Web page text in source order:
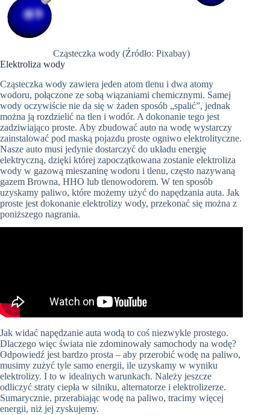
Cząsteczka wody (Źródło: Pixabay)
Elektroliza wody
Cząsteczka wody zawiera jeden atom tlenu i dwa atomy
wodoru, połączone ze sobą wiązaniami chemicznymi. Samej
wody oczywiście nie da się w żaden sposób „spalić”, jednak
można ją rozdzielić na tlen i wodór. A dokonanie tego jest
zadziwiająco proste. Aby zbudować auto na wodę wystarczy
zainstalować pod maską pojazdu proste ogniwo elektrolityczne.
Nasze auto musi jedynie dostarczyć do układu energię
elektryczną, dzięki której zapoczątkowana zostanie elektroliza
wody w gazową mieszaninę wodoru i tlenu, często nazywaną
gazem Browna, HHO lub tlenowodorem. W ten sposób
uzyskamy paliwo, które możemy użyć do napędzania auta. Jak
proste jest dokonanie elektrolizy wody, przekonać się można z
poniższego nagrania.
Jak widać napędzanie auta wodą to coś niezwykle prostego.
Dlaczego więc świata nie zdominowały samochody na wodę?
Odpowiedź jest bardzo prosta – aby przerobić wodę na paliwo,
musimy zużyć tyle samo energii, ile uzyskamy w wyniku
elektrolizy. I to w idealnych warunkach. Należy jeszcze
odliczyć straty ciepła w silniku, alternatorze i elektrolizerze.
Sumarycznie, przerabiając wodę na paliwo, tracimy więcej
energii, niż jej zyskujemy.